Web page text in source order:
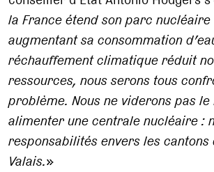
la France étend son parc
augmentant sa consommation
réchauffement climatique réduit
ressources, nous serons tous
problème. Nous ne viderons pas
alimenter une centrale nucléaire:
responsabilités envers les cantons
Valais.»